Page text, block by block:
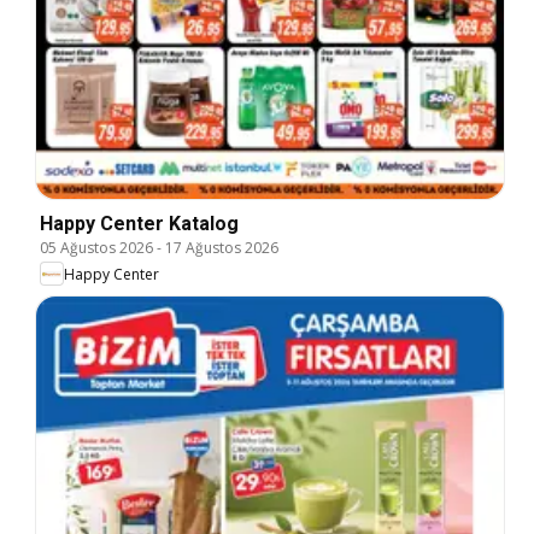
Happy Center Katalog
05 Ağustos 2026- 17 Ağustos 2026
Happy Center